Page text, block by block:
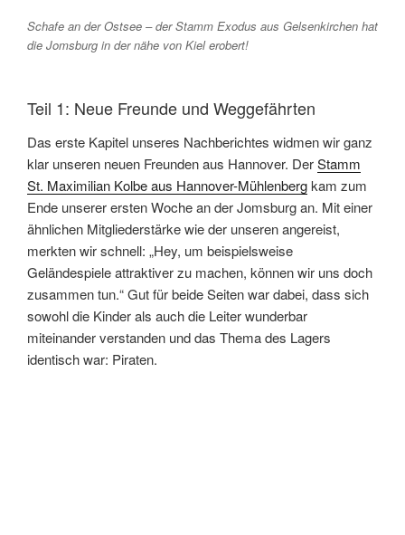
Schafe an der Ostsee – der Stamm Exodus aus Gelsenkirchen hat
die Jomsburg in der nähe von Kiel erobert!
Teil 1: Neue Freunde und Weggefährten
Das erste Kapitel unseres Nachberichtes widmen wir ganz
klar unseren neuen Freunden aus Hannover. DerStamm
St. Maximilian Kolbe aus Hannover-Mühlenbergkam zum
Ende unserer ersten Woche an der Jomsburg an. Mit einer
ähnlichen Mitgliederstärke wie der unseren angereist,
merkten wir schnell: „Hey, um beispielsweise
Geländespiele attraktiver zu machen, können wir uns doch
zusammen tun.“ Gut für beide Seiten war dabei, dass sich
sowohl die Kinder als auch die Leiter wunderbar
miteinander verstanden und das Thema des Lagers
identisch war: Piraten.